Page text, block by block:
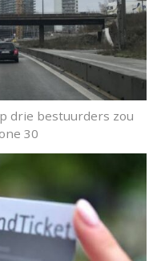
drie bestuurders zou
30